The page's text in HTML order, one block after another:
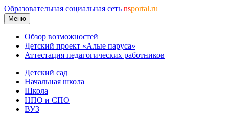
Образовательная социальная сеть nsportal.ru
Меню
Обзор возможностей
Детский проект «Алые паруса»
Аттестация педагогических работников
Детский сад
Начальная школа
Школа
НПО и СПО
ВУЗ